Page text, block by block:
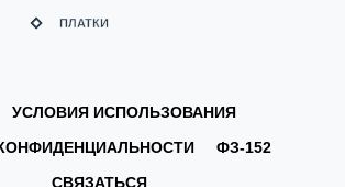
УСЛОВИЯ ИСПОЛЬЗОВАНИЯ
ФЗ-152
СВЯЗАТЬСЯ